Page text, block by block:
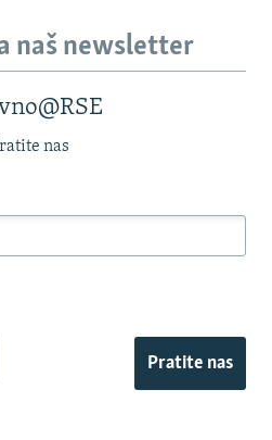
naš newsletter
nas
Pratite nas